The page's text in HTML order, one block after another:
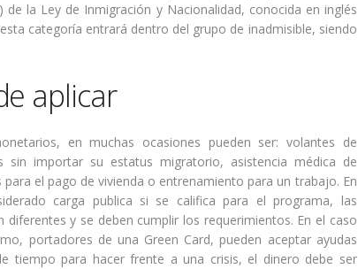
la Ley de Inmigración y Nacionalidad, conocida en inglés
categoría entrará dentro del grupo de inadmisible, siendo
aplicar
en muchas ocasiones pueden ser: volantes de
sin importar su estatus migratorio, asistencia médica de
el pago de vivienda o entrenamiento para un trabajo. En
carga publica si se califica para el programa, las
y se deben cumplir los requerimientos. En el caso
portadores de una Green Card, pueden aceptar ayudas
tiempo para hacer frente a una crisis, el dinero debe ser